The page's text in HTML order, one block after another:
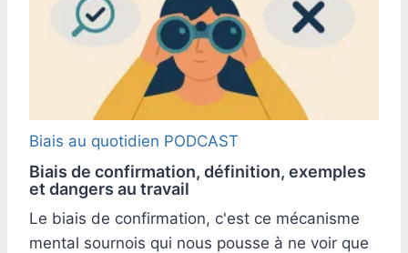
Biais au quotidien PODCAST
Biais de confirmation, définition, exemples
et dangers au travail
Le biais de confirmation, c'est ce mécanisme
mental sournois qui nous pousse à ne voir que